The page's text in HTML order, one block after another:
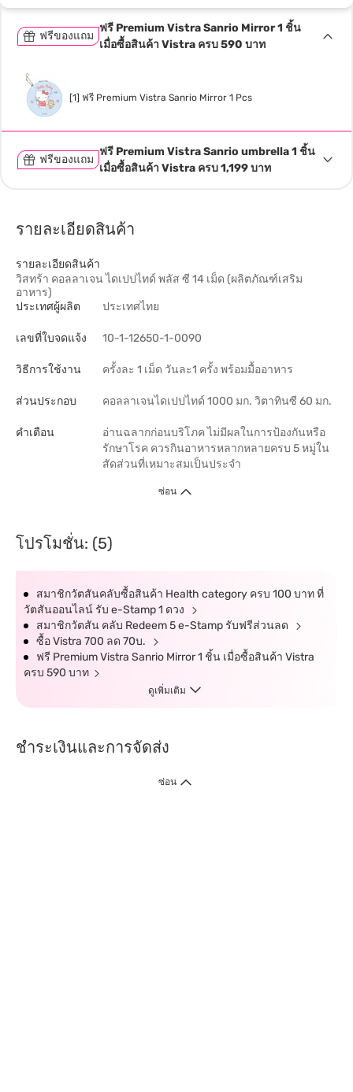
ฟรีของแถม
ฟรี Premium Vistra Sanrio Mirror 1 ชิ้น
เมื่อซื้อสินค้า Vistra ครบ 590 บาท
[1] ฟรี Premium Vistra Sanrio Mirror 1 Pcs
ฟรีของแถม
ฟรี Premium Vistra Sanrio umbrella 1 ชิ้น
เมื่อซื้อสินค้า Vistra ครบ 1,199 บาท
รายละเอียดสินค้า
รายละเอียดสินค้า
วิสทร้า คอลลาเจน ไดเปปไทด์ พลัส ซี 14 เม็ด (ผลิตภัณฑ์เสริม
อาหาร)
ประเทศผู้ผลิต
ประเทศไทย
เลขที่ใบจดแจ้ง 10-1-12650-1-0090
วิธีการใช้งาน ครั้งละ 1 เม็ด วันละ1 ครั้ง พร้อมมื้ออาหาร
ส่วนประกอบ คอลลาเจนไดเปปไทด์ 1000 มก. วิตาทินซี 60 มก.
คำเตือน
อ่านฉลากก่อนบริโภค ไม่มีผลในการป้องกันหรือ
รักษาโรค ควรกินอาหารหลากหลายครบ 5 หมู่ใน
สัดส่วนที่เหมาะสมเป็นประจำ
ซ่อน
โปรโมชั่น: (5)
สมาชิกวัตสันคลับซื้อสินค้า Health category ครบ 100 บาท ที่
วัตสันออนไลน์ รับ e-Stamp 1 ดวง
สมาชิกวัตสัน คลับ Redeem 5 e-Stamp รับฟรีส่วนลด
ซื้อ Vistra 700 ลด 70บ.
ฟรี Premium Vistra Sanrio Mirror 1 ชิ้น เมื่อซื้อสินค้า Vistra
ครบ 590 บาท
ดูเพิ่มเติม
ชำระเงินและการจัดส่ง
ซ่อน